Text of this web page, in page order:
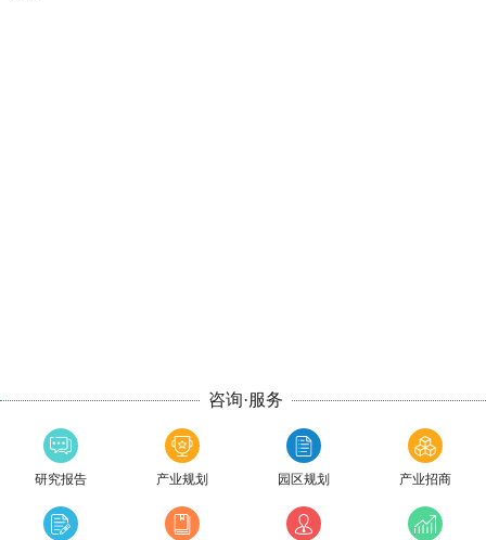
咨询·服务
研究报告 产业规划 园区规划 产业招商